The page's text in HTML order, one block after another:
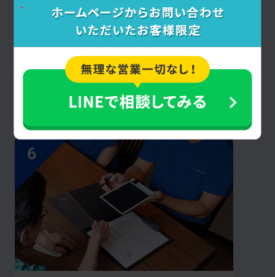
少量から
家まるごとまでOK
不用品・廃品・粗大ゴミを種類や量を問わず
回収・処分します。鹿児島県、鹿児島市内の